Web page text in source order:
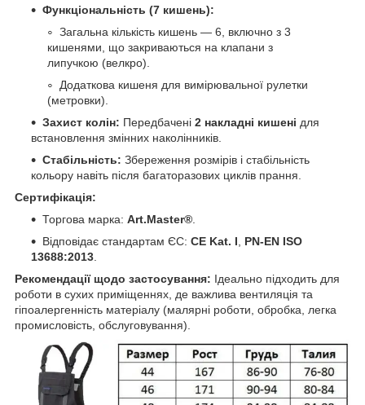
Функціональність (7 кишень):
Загальна кількість кишень — 6, включно з 3
кишенями, що закриваються на клапани з
липучкою (велкро).
Додаткова кишеня для вимірювальної рулетки
(метровки).
Захист колін: Передбачені 2 накладні кишені для
встановлення змінних наколінників.
Стабільність: Збереження розмірів і стабільність
кольору навіть після багаторазових циклів прання.
Сертифікація:
Торгова марка: Art.Master®
Відповідає стандартам ЄС: CE Kat. I
PN-EN ISO
13688:2013
Рекомендації щодо застосування: Ідеально підходить для
роботи в сухих приміщеннях, де важлива вентиляція та
гіпоалергенність матеріалу (малярні роботи, обробка, легка
промисловість, обслуговування).